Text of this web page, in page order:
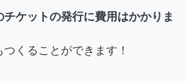
ケットの発行に費用はかかりま
くることができます！